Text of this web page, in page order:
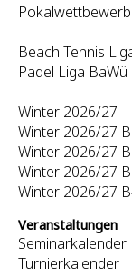
Beach Tennis
Padel Liga BaWü
Winter 2026/27
Winter 2026/27
Winter 2026/27
Winter 2026/27
Winter 2026/27
Veranstaltungen
Seminarkalender
Turnierkalender